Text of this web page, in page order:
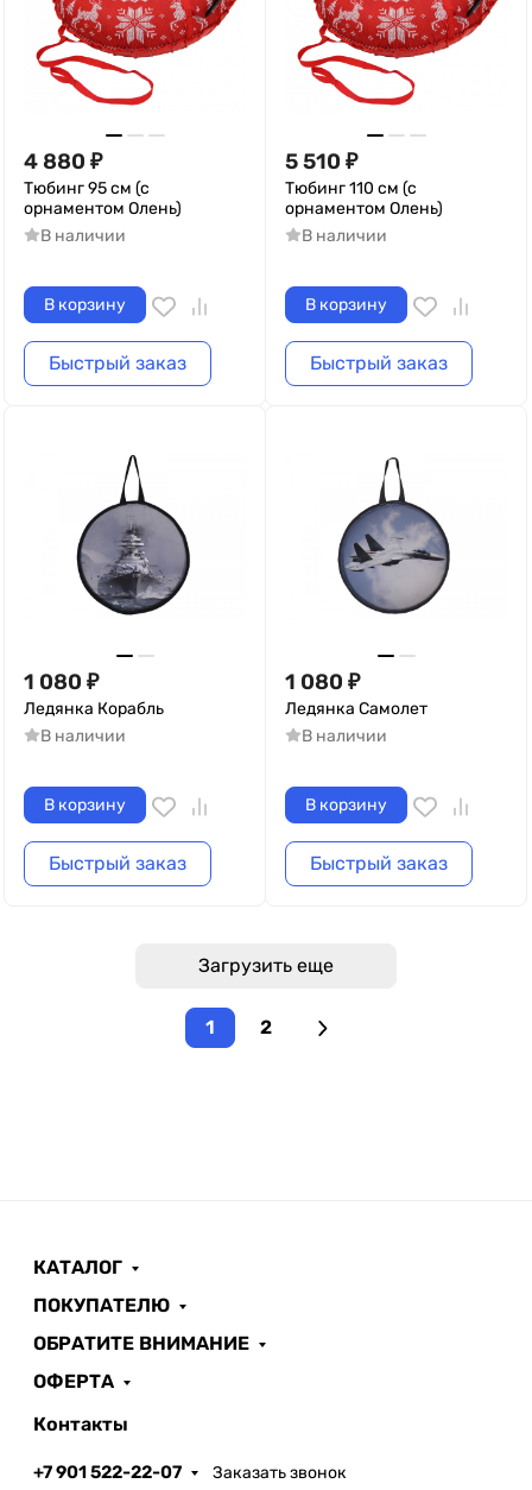
4 880 ₽
Тюбинг 95 см (с
орнаментом Олень)
В наличии
В корзину
Быстрый заказ
5 510 ₽
Тюбинг 110 см (с
орнаментом Олень)
В наличии
В корзину
Быстрый заказ
1 080 ₽
Ледянка Корабль
В наличии
В корзину
Быстрый заказ
1 080 ₽
Ледянка Самолет
В наличии
В корзину
Быстрый заказ
Загрузить еще
1 2
КАТАЛОГ
ПОКУПАТЕЛЮ
ОБРАТИТЕ ВНИМАНИЕ
ОФЕРТА
Контакты
+7 901 522-22-07 Заказать звонок